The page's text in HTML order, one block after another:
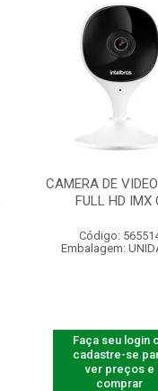
CAMERA DE
FULL HD IMX
Código:
Embalagem:
Faça seu login
cadastre-se
ver preços e
comprar